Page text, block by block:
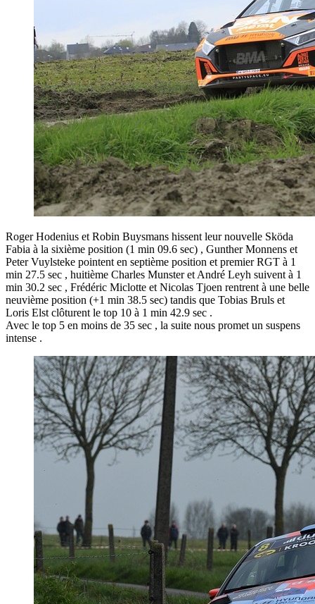
Roger Hodenius et Robin Buysmans hissent leur nouvelle Sköda
Fabia à la sixième position (1 min 09.6 sec) , Gunther Monnens et
Peter Vuylsteke pointent en septième position et premier RGT à 1
min 27.5 sec , huitième Charles Munster et André Leyh suivent à 1
min 30.2 sec , Frédéric Miclotte et Nicolas Tjoen rentrent à une belle
neuvième position (+1 min 38.5 sec) tandis que Tobias Bruls et
Loris Elst clôturent le top 10 à 1 min 42.9 sec .
Avec le top 5 en moins de 35 sec , la suite nous promet un suspens
intense .